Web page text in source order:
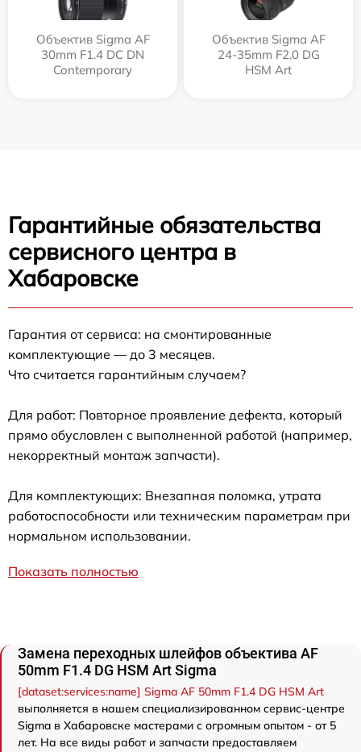
Объектив Sigma AF
30mm F1.4 DC DN
Contemporary
Объектив Sigma AF
24-35mm F2.0 DG
HSM Art
Гарантийные обязательства
сервисного центра в
Хабаровске
Гарантия от сервиса: на смонтированные
комплектующие — до 3 месяцев.
Что считается гарантийным случаем?
Для работ: Повторное проявление дефекта, который
прямо обусловлен с выполненной работой (например,
некорректный монтаж запчасти).
Для комплектующих: Внезапная поломка, утрата
работоспособности или техническим параметрам при
нормальном использовании.
Показать полностью
Замена переходных шлейфов объектива AF
50mm F1.4 DG HSM Art Sigma
[dataset:services:name] Sigma AF 50mm F1.4 DG HSM Art
выполняется в нашем специализированном сервис-центре
Sigma в Хабаровске мастерами с огромным опытом - от 5
лет. На все виды работ и запчасти предоставляем